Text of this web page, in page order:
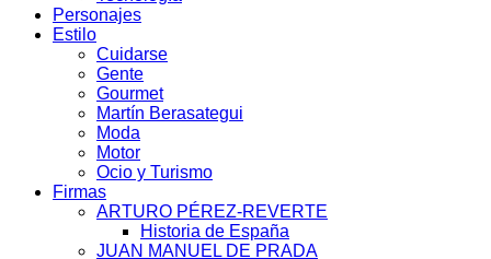
Personajes
Estilo
Cuidarse
Gente
Gourmet
Martín Berasategui
Moda
Motor
Ocio y Turismo
Firmas
ARTURO PÉREZ-REVERTE
Historia de España
JUAN MANUEL DE PRADA